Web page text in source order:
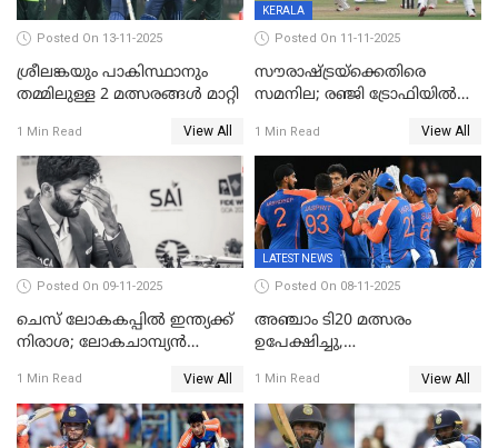
Posted On 13-11-2025
ശ്രീലങ്കയും പാകിസ്ഥാനും
തമ്മിലുള്ള 2 മത്സരങ്ങള്‍ മാറ്റി
1 Min Read View All
KERALA
Posted On 11-11-2025
സൗരാഷ്ട്രയ്‌ക്കെതിരെ
സമനില; രഞ്ജി ട്രോഫിയിൽ
1 Min Read View All
Posted On 09-11-2025
ചെസ് ലോകകപ്പില്‍ ഇന്ത്യക്ക്
നിരാശ; ലോകചാമ്പ്യന്‍
1 Min Read View All
LATEST NEWS
Posted On 08-11-2025
അഞ്ചാം ടി20 മത്സരം
ഉപേക്ഷിച്ചു,
ജയിച്ച് ഇന്ത്യ
1 Min Read View All